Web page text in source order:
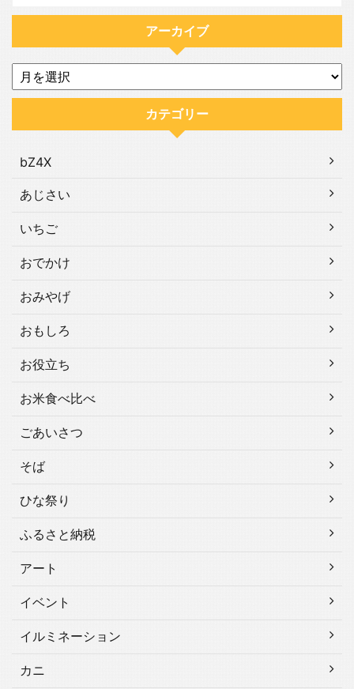
アーカイブ
カテゴリー
bZ4X
あじさい
いちご
おでかけ
おみやげ
おもしろ
お役立ち
お米食べ比べ
ごあいさつ
そば
ひな祭り
ふるさと納税
アート
イベント
イルミネーション
カニ